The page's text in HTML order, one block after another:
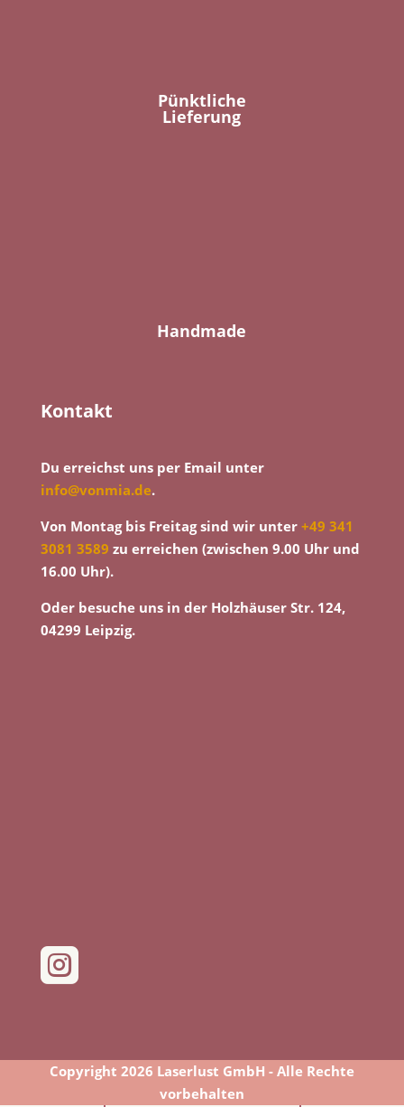
Pünktliche
Lieferung
Handmade
Kontakt
Du erreichst uns per Email unter
info@vonmia.de.
Von Montag bis Freitag sind wir unter +49 341
3081 3589 zu erreichen (zwischen 9.00 Uhr und
16.00 Uhr).
Oder besuche uns in der Holzhäuser Str. 124,
04299 Leipzig.

Copyright 2026 Laserlust GmbH - Alle Rechte
vorbehalten